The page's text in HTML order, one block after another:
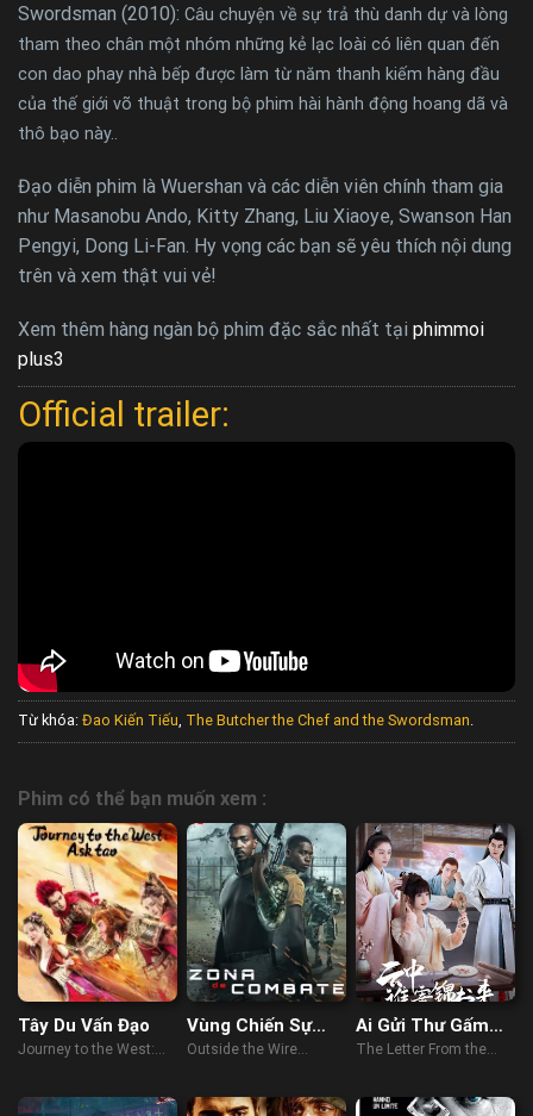
Swordsman (2010): Câu chuyện về sự trả thù danh dự và lòng
tham theo chân một nhóm những kẻ lạc loài có liên quan đến
con dao phay nhà bếp được làm từ năm thanh kiếm hàng đầu
của thế giới võ thuật trong bộ phim hài hành động hoang dã và
thô bạo này..
Đạo diễn phim là Wuershan và các diễn viên chính tham gia
như Masanobu Ando, Kitty Zhang, Liu Xiaoye, Swanson Han
Pengyi, Dong Li-Fan. Hy vọng các bạn sẽ yêu thích nội dung
trên và xem thật vui vẻ!
Xem thêm hàng ngàn bộ phim đặc sắc nhất tại phimmoi
plus3
Official trailer:
Từ khóa: Đao Kiến Tiếu, The Butcher the Chef and the Swordsman.
Phim có thể bạn muốn xem :
Tây Du Vấn Đạo
Journey to the West:
Vùng Chiến Sự
Hiểm Nguy
Outside the Wire
Ai Gửi Thư Gấm
Từ Trong Mây
The Letter From the